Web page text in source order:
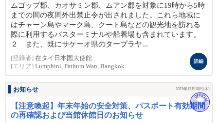
ムゴップ郡、カオサミン郡、ムアン郡を対象に19時から5時
までの間の夜間外出禁止令が出されました。これら地域に
はチャーン島やマーク島、クート島などの観光地を訪れる
際に利用するバスターミナルや船着場も含まれています。
２ また、既にサケーオ県のタープラヤ...
[登録者] 在タイ日本国大使館
[エリア] Lumphini, Pathum Wan, Bangkok
詳細
お知らせ 2025年12月18日(木)
【注意喚起】年末年始の安全対策、パスポート有効期間
の再確認および当館休館日のお知らせ